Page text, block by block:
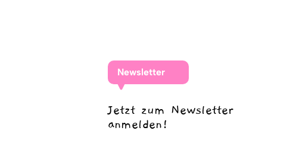
Newsletter
Jetzt zum Newsletter
anmelden!